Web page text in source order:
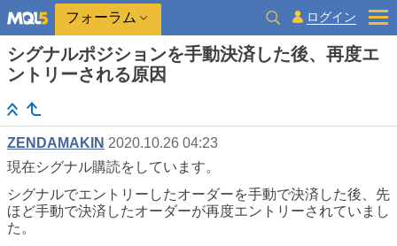
フォーラム ログイン
シグナルポジションを手動決済した後、再度エ
ントリーされる原因
ZENDAMAKIN 2020.10.26 04:23
現在シグナル購読をしています。
シグナルでエントリーしたオーダーを手動で決済した後、先
ほど手動で決済したオーダーが再度エントリーされていまし
た。